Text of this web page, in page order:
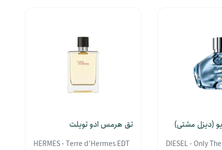
(دیزل مشتی)
DIESEL - Only
تق هرمس ادو تویلت
HERMES - Terre d'Hermes EDT